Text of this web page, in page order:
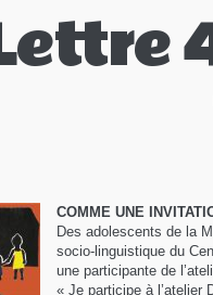
COMME UNE
Des adolescents de la
socio-linguistique du
une participante de
« Je participe à l’atelier